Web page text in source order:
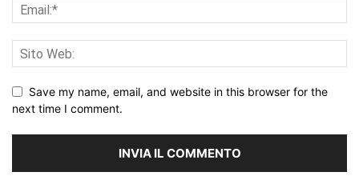
Save my name, email, and website in this browser for the
next time I comment.